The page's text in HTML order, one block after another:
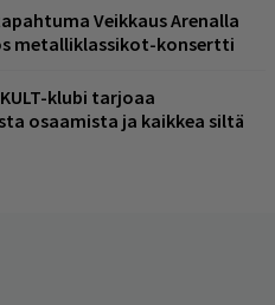
Veikkaus Arenalla
metalliklassikot-konsertti
klubi tarjoaa
osaamista ja kaikkea siltä